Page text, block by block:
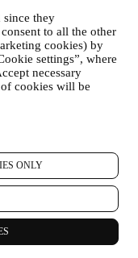
since they
to all the other
cookies) by
settings”, where
necessary
cookies will be
ONLY
envoyer un e-mail à
faire part de votre
meilleurs délais.
Le Creuset
personnelles et à
expliquant
personnelles en
protection des
de Protection des
avec la loi relative à la
pays, dans votre
à la Protection des
NOUS AUPRES DE
information vous